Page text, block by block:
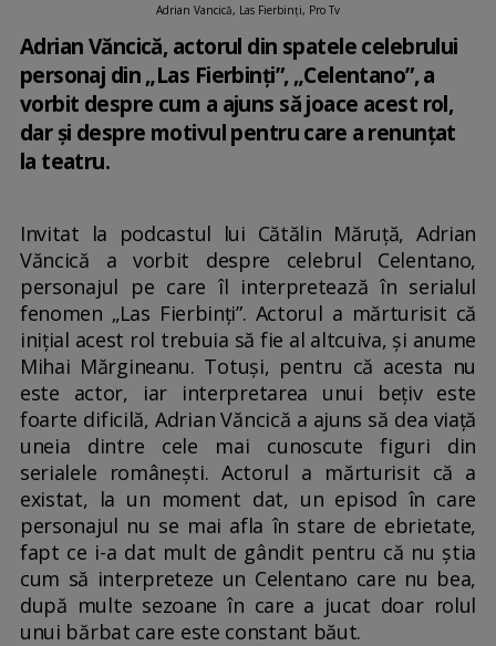
Adrian Vancică, Las Fierbinți, Pro Tv
Adrian Văncică, actorul din spatele celebrului
personaj din „Las Fierbinți”, „Celentano”, a
vorbit despre cum a ajuns să joace acest rol,
dar și despre motivul pentru care a renunțat
la teatru.
Invitat la podcastul lui Cătălin Măruță, Adrian
Văncică a vorbit despre celebrul Celentano,
personajul pe care îl interpretează în serialul
fenomen „Las Fierbinți”. Actorul a mărturisit că
inițial acest rol trebuia să fie al altcuiva, și anume
Mihai Mărgineanu. Totuși, pentru că acesta nu
este actor, iar interpretarea unui bețiv este
foarte dificilă, Adrian Văncică a ajuns să dea viață
uneia dintre cele mai cunoscute figuri din
serialele românești. Actorul a mărturisit că a
existat, la un moment dat, un episod în care
personajul nu se mai afla în stare de ebrietate,
fapt ce i-a dat mult de gândit pentru că nu știa
cum să interpreteze un Celentano care nu bea,
după multe sezoane în care a jucat doar rolul
unui bărbat care este constant băut.